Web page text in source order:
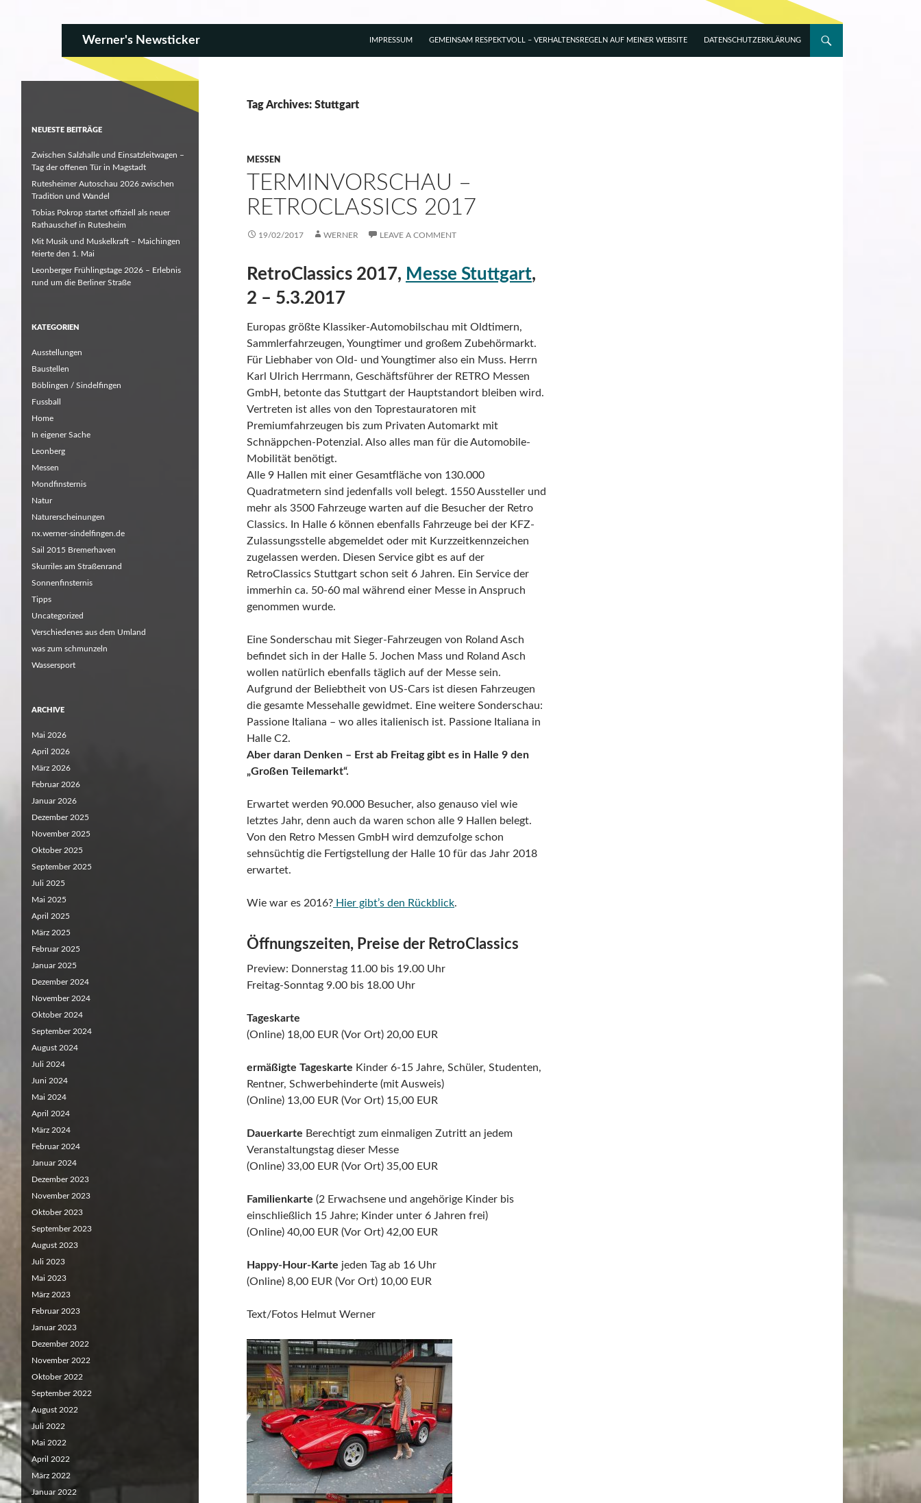
Werner's Newsticker
DATENSCHUTZERKLÄRUNG
GEMEINSAM RESPEKTVOLL – VERHALTENSREGELN AUF MEINER WEBSITE
IMPRESSUM
Tag Archives: Stuttgart
MESSEN
TERMINVORSCHAU –
RETROCLASSICS 2017
19/02/2017 WERNER LEAVE A COMMENT
RetroClassics 2017, Messe Stuttgart,
2 – 5.3.2017
Europas größte Klassiker-Automobilschau mit Oldtimern,
Sammlerfahrzeugen, Youngtimer und großem Zubehörmarkt.
Für Liebhaber von Old- und Youngtimer also ein Muss. Herrn
Karl Ulrich Herrmann, Geschäftsführer der RETRO Messen
GmbH, betonte das Stuttgart der Hauptstandort bleiben wird.
Vertreten ist alles von den Toprestauratoren mit
Premiumfahrzeugen bis zum Privaten Automarkt mit
Schnäppchen-Potenzial. Also alles man für die Automobile-
Mobilität benötigt.
Alle 9 Hallen mit einer Gesamtfläche von 130.000
Quadratmetern sind jedenfalls voll belegt. 1550 Aussteller und
mehr als 3500 Fahrzeuge warten auf die Besucher der Retro
Classics. In Halle 6 können ebenfalls Fahrzeuge bei der KFZ-
Zulassungsstelle abgemeldet oder mit Kurzzeitkennzeichen
zugelassen werden. Diesen Service gibt es auf der
RetroClassics Stuttgart schon seit 6 Jahren. Ein Service der
immerhin ca. 50-60 mal während einer Messe in Anspruch
genommen wurde.
Eine Sonderschau mit Sieger-Fahrzeugen von Roland Asch
befindet sich in der Halle 5. Jochen Mass und Roland Asch
wollen natürlich ebenfalls täglich auf der Messe sein.
Aufgrund der Beliebtheit von US-Cars ist diesen Fahrzeugen
die gesamte Messehalle gewidmet. Eine weitere Sonderschau:
Passione Italiana – wo alles italienisch ist. Passione Italiana in
Halle C2.
Aber daran Denken – Erst ab Freitag gibt es in Halle 9 den
„Großen Teilemarkt“.
Erwartet werden 90.000 Besucher, also genauso viel wie
letztes Jahr, denn auch da waren schon alle 9 Hallen belegt.
Von den Retro Messen GmbH wird demzufolge schon
sehnsüchtig die Fertigstellung der Halle 10 für das Jahr 2018
erwartet.
Wie war es 2016? Hier gibt’s den Rückblick.
Öffnungszeiten, Preise der RetroClassics
Preview: Donnerstag 11.00 bis 19.00 Uhr
Freitag-Sonntag 9.00 bis 18.00 Uhr
Tageskarte
(Online) 18,00 EUR (Vor Ort) 20,00 EUR
ermäßigte Tageskarte Kinder 6-15 Jahre, Schüler, Studenten,
Rentner, Schwerbehinderte (mit Ausweis)
(Online) 13,00 EUR (Vor Ort) 15,00 EUR
Dauerkarte Berechtigt zum einmaligen Zutritt an jedem
Veranstaltungstag dieser Messe
(Online) 33,00 EUR (Vor Ort) 35,00 EUR
Familienkarte (2 Erwachsene und angehörige Kinder bis
einschließlich 15 Jahre; Kinder unter 6 Jahren frei)
(Online) 40,00 EUR (Vor Ort) 42,00 EUR
Happy-Hour-Karte jeden Tag ab 16 Uhr
(Online) 8,00 EUR (Vor Ort) 10,00 EUR
Text/Fotos Helmut Werner
NEUESTE BEITRÄGE
Zwischen Salzhalle und Einsatzleitwagen –
Tag der offenen Tür in Magstadt
Rutesheimer Autoschau 2026 zwischen
Tradition und Wandel
Tobias Pokrop startet offiziell als neuer
Rathauschef in Rutesheim
Mit Musik und Muskelkraft – Maichingen
feierte den 1. Mai
Leonberger Frühlingstage 2026 – Erlebnis
rund um die Berliner Straße
KATEGORIEN
Ausstellungen
Baustellen
Böblingen / Sindelfingen
Fussball
Home
In eigener Sache
Leonberg
Messen
Mondfinsternis
Natur
Naturerscheinungen
nx.werner-sindelfingen.de
Sail 2015 Bremerhaven
Skurriles am Straßenrand
Sonnenfinsternis
Tipps
Uncategorized
Verschiedenes aus dem Umland
was zum schmunzeln
Wassersport
ARCHIVE
Mai 2026
April 2026
März 2026
Februar 2026
Januar 2026
Dezember 2025
November 2025
Oktober 2025
September 2025
Juli 2025
Mai 2025
April 2025
März 2025
Februar 2025
Januar 2025
Dezember 2024
November 2024
Oktober 2024
September 2024
August 2024
Juli 2024
Juni 2024
Mai 2024
April 2024
März 2024
Februar 2024
Januar 2024
Dezember 2023
November 2023
Oktober 2023
September 2023
August 2023
Juli 2023
Mai 2023
März 2023
Februar 2023
Januar 2023
Dezember 2022
November 2022
Oktober 2022
September 2022
August 2022
Juli 2022
Mai 2022
April 2022
März 2022
Januar 2022